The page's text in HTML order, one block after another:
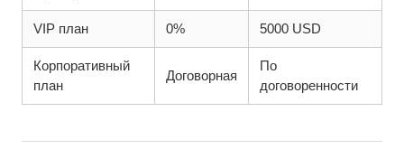
VIP план 0% 5000 USD
Корпоративный
план
Договорная
По
договоренности